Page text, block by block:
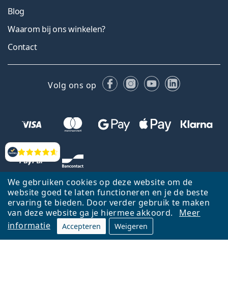
We gebruiken cookies op deze website om de
website goed te laten functioneren en je de beste
ervaring te bieden. Door verder gebruik te maken
van deze website ga je hiermee akkoord.
Meer
informatie
Accepteren Weigeren
Beoordelingen
Blog
Waarom bij ons winkelen?
Contact
Volg ons op FacebookInstagram
YouTubeLinkedIn
Terug naar de homepagina Ga omhoog